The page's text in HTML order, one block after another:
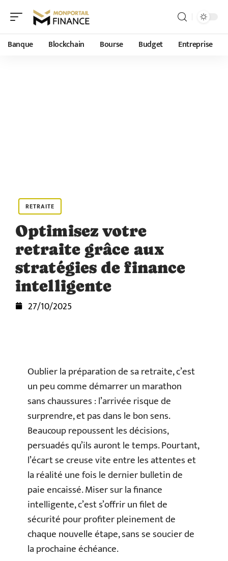
Banque Blockchain Bourse Budget Entreprise
RETRAITE
Optimisez votre
retraite grâce aux
stratégies de finance
intelligente
27/10/2025
Oublier la préparation de sa retraite, c’est
un peu comme démarrer un marathon
sans chaussures : l’arrivée risque de
surprendre, et pas dans le bon sens.
Beaucoup repoussent les décisions,
persuadés qu’ils auront le temps. Pourtant,
l’écart se creuse vite entre les attentes et
la réalité une fois le dernier bulletin de
paie encaissé. Miser sur la finance
intelligente, c’est s’offrir un filet de
sécurité pour profiter pleinement de
chaque nouvelle étape, sans se soucier de
la prochaine échéance.